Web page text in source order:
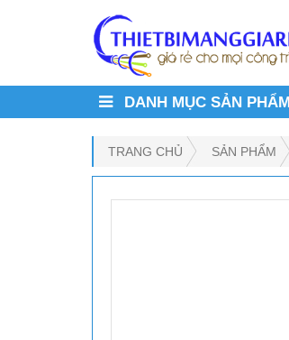
DANH MỤC SẢN PHẨM
TRANG CHỦ SẢN PHẨM